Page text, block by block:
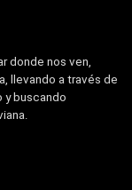
donde nos ven,
llevando a través de
y buscando